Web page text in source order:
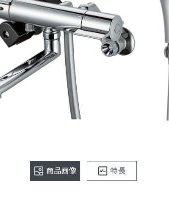
商品画像 特長